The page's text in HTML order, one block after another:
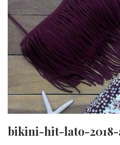
bikini-hit-lato-2018-